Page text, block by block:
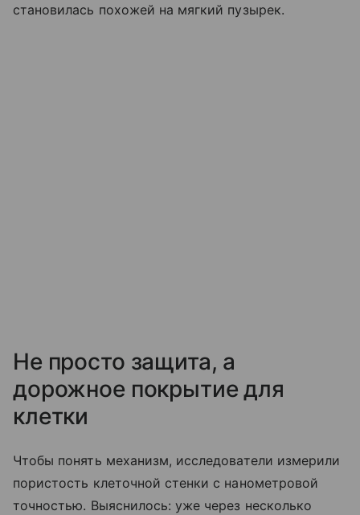
становилась похожей на мягкий пузырек.
Не просто защита, а
дорожное покрытие для
клетки
Чтобы понять механизм, исследователи измерили
пористость клеточной стенки с нанометровой
точностью. Выяснилось: уже через несколько